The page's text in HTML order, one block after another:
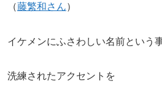
（藤繁和さん）
イケメンにふさわしい名前という
洗練されたアクセントを